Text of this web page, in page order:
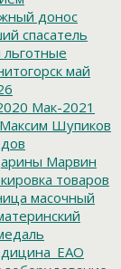
донос
спасатель
льготные
май
Мак-2021
Максим Шупиков
Марвин
товаров
масочный